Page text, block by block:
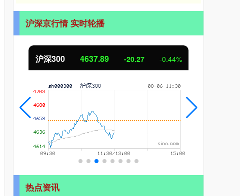
沪深京行情 实时轮播
北证50 1115.17 -4.29 -0.38%
热点资讯